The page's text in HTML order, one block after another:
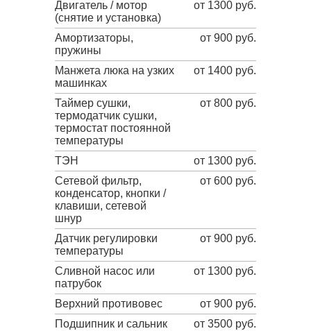
Двигатель / мотор
(снятие и установка)
от 1300 руб.
Амортизаторы,
пружины
от 900 руб.
Манжета люка на узких
машинках
от 1400 руб.
Таймер сушки,
термодатчик сушки,
термостат постоянной
температуры
от 800 руб.
ТЭН
от 1300 руб.
Сетевой фильтр,
конденсатор, кнопки /
клавиши, сетевой
шнур
от 600 руб.
Датчик регулировки
температуры
от 900 руб.
Сливной насос или
патрубок
от 1300 руб.
Верхний противовес
от 900 руб.
Подшипник и сальник
от 3500 руб.